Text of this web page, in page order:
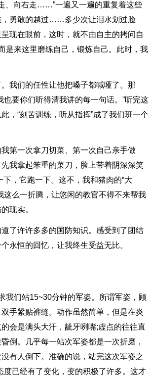
、向右走……”一遍又一遍的重复着这些
，勇敢的越过……多少次让泪水划过脸
现在眼前，这时，就不由自主的拷问自
是来这里磨练自己，锻炼自己。此时，我
我们的任性让他把嗓子都喊哑了。那
要你们听得清我讲的每一句话。”听完这
，“刻苦训练，听从指挥”成了我们班一个
第一次拿刀切菜、第一次自己亲手做
我拿起笨重的菜刀，脸上带着阴深深笑
，它跑一下。这不，我和猪肉的“大
么一折腾，让悠闲的教官不得不来帮我
现实。
了许许多多的国防知识。感受到了团结
永恒的回忆，让我终生受益无比。
我们站15~30分钟的军姿。所谓军姿，顾
手紧贴裤缝。动作虽然简单，但是在炎
会是满头大汗，龇牙咧嘴;虚点的往往直
倒。几乎每一站次军姿都是一次折磨，
有人倒下。准确的说，站完这次军姿之
已经有了变化，变的积极了许多。这才